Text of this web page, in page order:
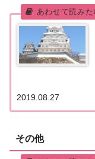
2019.08.27
その他